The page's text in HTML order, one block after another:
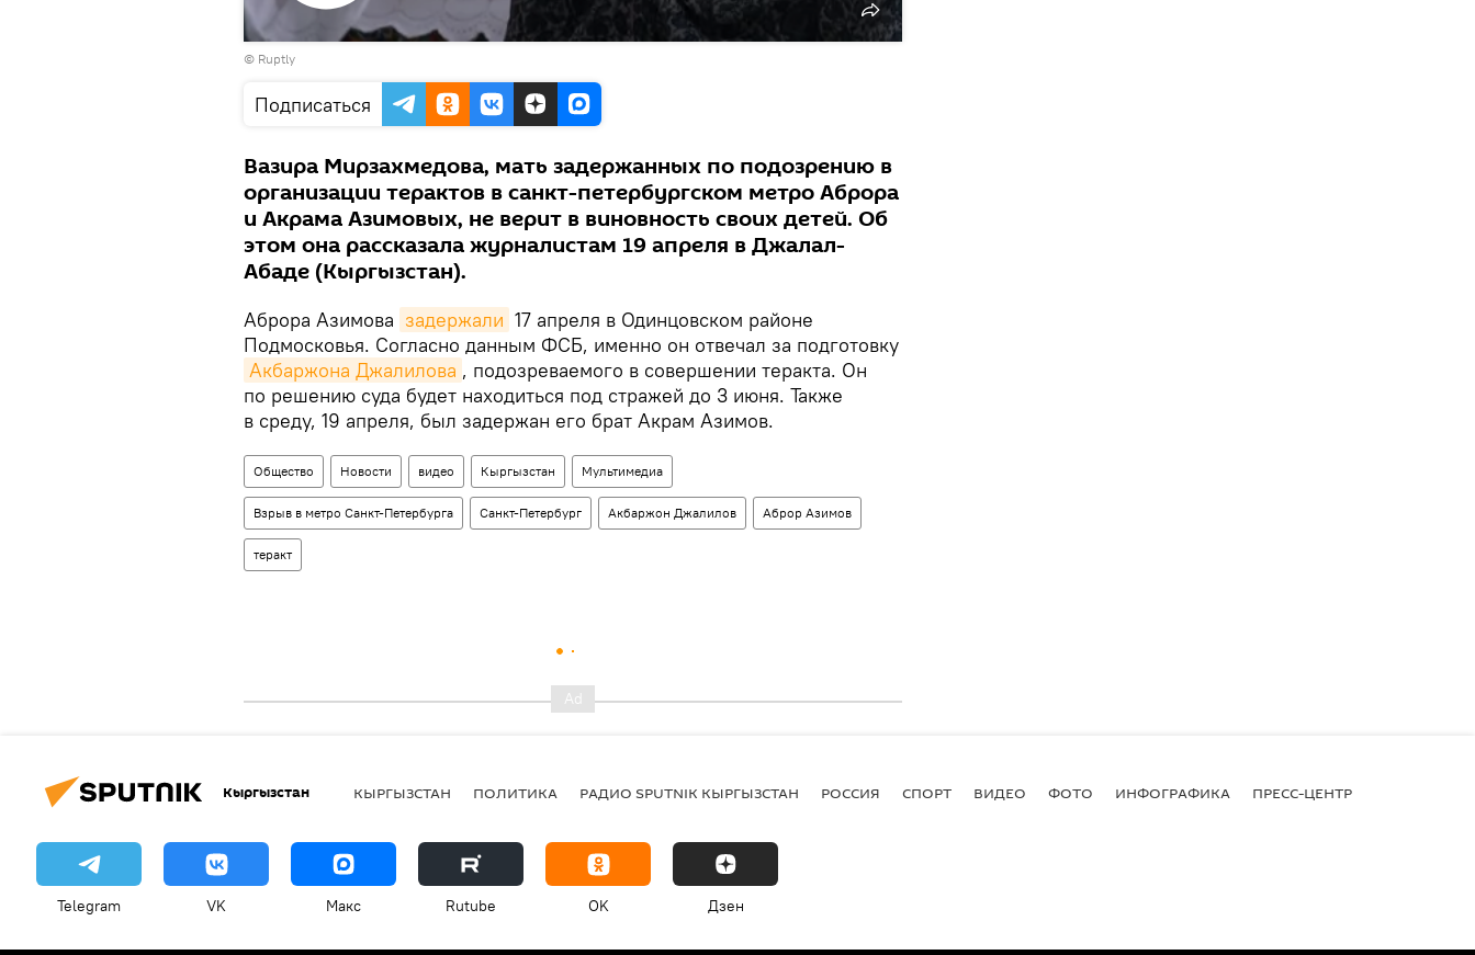
Воспроизвести
© Ruptly
Подписаться
Вазира Мирзахмедова, мать задержанных по подозрению в
организации терактов в санкт-петербургском метро Аброра
и Акрама Азимовых, не верит в виновность своих детей. Об
этом она рассказала журналистам 19 апреля в Джалал-
Абаде (Кыргызстан).
Аброра Азимова задержали 17 апреля в Одинцовском районе
Подмосковья. Согласно данным ФСБ, именно он отвечал за подготовку
Акбаржона Джалилова , подозреваемого в совершении теракта. Он
по решению суда будет находиться под стражей до 3 июня. Также
в среду, 19 апреля, был задержан его брат Акрам Азимов.
Общество Новости видео Кыргызстан Мультимедиа
Взрыв в метро Санкт-Петербурга Санкт-Петербург Акбаржон Джалилов Аброр Азимов
теракт
Кыргызстан КЫРГЫЗСТАН ПОЛИТИКА РАДИО SPUTNIK КЫРГЫЗСТАН РОССИЯ СПОРТ ВИДЕО ФОТО ИНФОГРАФИКА ПРЕСС-ЦЕНТР
Telegram VK Макс Rutube OK Дзен